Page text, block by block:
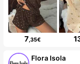
7,35€
Flora Isola